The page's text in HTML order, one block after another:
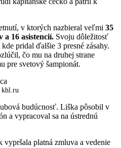
v ktorých nazbieral veľmi 35
a 16 asistencií. Svoju dôležitosť
pridal ďalšie 3 presné zásahy.
čo mu na druhej strane
pre svetový šampionát.
khl.ru
budúcnosť. Liška pôsobil v
a vypracoval sa na ústrednú
platná zmluva a vedenie